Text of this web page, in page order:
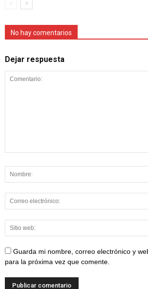
No hay comentarios
Dejar respuesta
Guarda mi nombre, correo electrónico y
para la próxima vez que comente.